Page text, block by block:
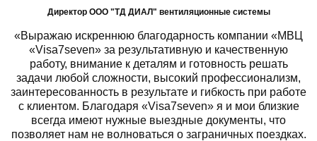
Директор ООО "ТД ДИАЛ" вентиляционные системы
«Выражаю искреннюю благодарность компании «МВЦ
«Visa7seven» за результативную и качественную
работу, внимание к деталям и готовность решать
задачи любой сложности, высокий профессионализм,
заинтересованность в результате и гибкость при работе
с клиентом. Благодаря «Visa7seven» я и мои близкие
всегда имеют нужные выездные документы, что
позволяет нам не волноваться о заграничных поездках.